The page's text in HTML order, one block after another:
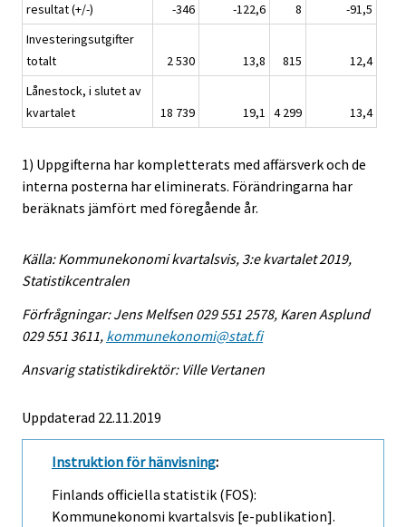
resultat (+/-)
-346 -122,6 8
-91,5
Investeringsutgifter
totalt
2 530 13,8 815
12,4
Lånestock, i slutet av
kvartalet
18 739 19,1 4 299 13,4
1) Uppgifterna har kompletterats med affärsverk och de
interna posterna har eliminerats. Förändringarna har
beräknats jämfört med föregående år.
Källa: Kommunekonomi kvartalsvis, 3:e kvartalet 2019,
Statistikcentralen
Förfrågningar: Jens Melfsen 029 551 2578, Karen Asplund
029 551 3611, kommunekonomi@stat.fi
Ansvarig statistikdirektör: Ville Vertanen
Uppdaterad 22.11.2019
Instruktion för hänvisning:
Finlands officiella statistik (FOS):
Kommunekonomi kvartalsvis [e-publikation].